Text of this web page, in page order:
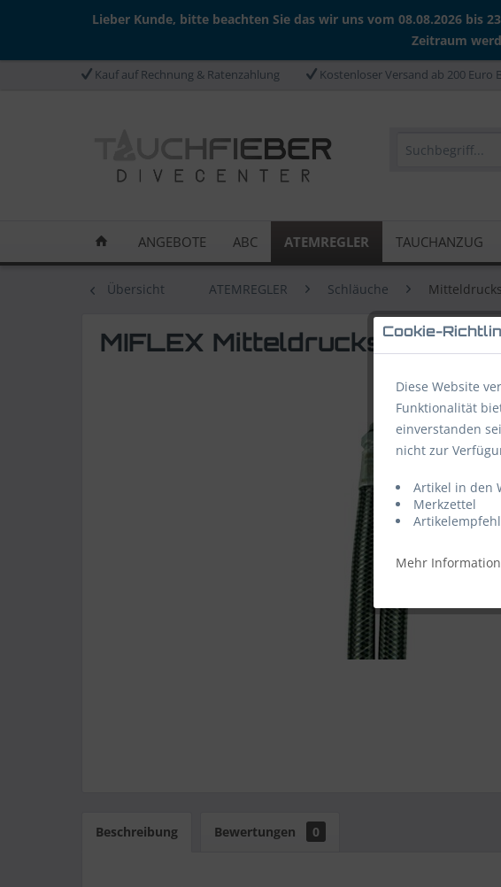
Lieber Kunde, bitte beachten Sie das wir uns vom 08.08.2026 bis
Zeitraum
Kauf auf Rechnung & Ratenzahlung Kostenloser Versand ab 200 Euro
ANGEBOTE ABC ATEMREGLER TAUCHANZUG
Übersicht ATEMREGLER Schläuche
MIFLEX Mitteldruckschlauch
Beschreibung Bewertungen 0
Cookie-
Diese Website
Funktionalität
einverstanden
nicht zur
Artikel in den
Merkzettel
Mehr